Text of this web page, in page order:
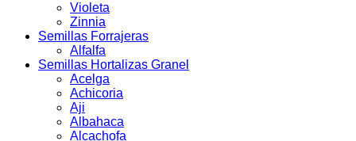
Violeta
Zinnia
Semillas Forrajeras
Alfalfa
Semillas Hortalizas Granel
Acelga
Achicoria
Aji
Albahaca
Alcachofa